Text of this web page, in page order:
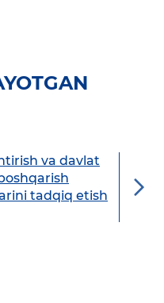
va davlat
tadqiq etish